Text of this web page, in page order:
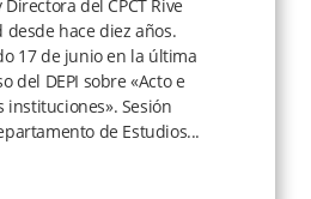
del CPCT Rive
hace diez años.
17 de junio en la última
del DEPI sobre «Acto e
Sesión
de Estudios...